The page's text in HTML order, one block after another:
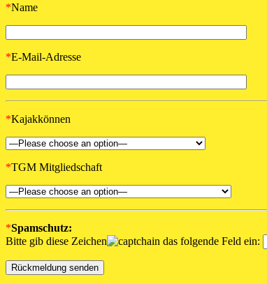
*Name
*E-Mail-Adresse
*Kajakkönnen
*TGM Mitgliedschaft
*Spamschutz:
Bitte gib diese Zeichen
in das folgende Feld ein: